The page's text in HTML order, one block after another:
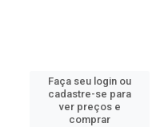
Faça seu login ou
cadastre-se para
ver preços e
comprar